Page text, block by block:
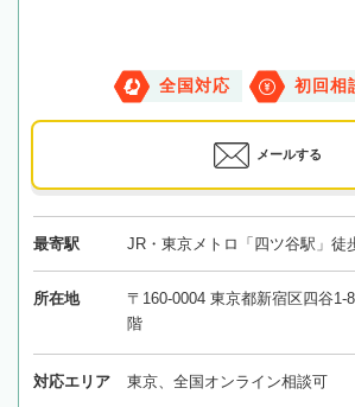
全国対応 初回相
メールする
最寄駅 JR・東京メトロ「四ツ谷駅」徒
所在地
〒160-0004 東京都新宿区四谷1-
階
対応エリア 東京、全国オンライン相談可